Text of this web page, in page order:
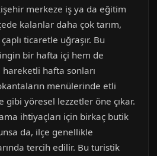
merkeze iş ya da eğitim
kalanlar daha çok tarım,
ticaretle uğraşır. Bu
bir hafta içi hem de
hareketli hafta sonları
menülerinde etli
gibi yöresel lezzetler öne çıkar.
ihtiyaçları için birkaç butik
da, ilçe genellikle
tercih edilir. Bu turistik